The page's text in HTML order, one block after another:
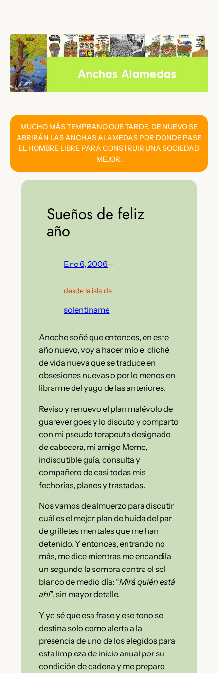
contenido
MUCHO MÁS TEMPRANO QUE TARDE, DE NUEVO SE
ABRIRÁN LAS ANCHAS ALAMEDAS POR DONDE PASE
EL HOMBRE LIBRE PARA CONSTRUIR UNA SOCIEDAD
MEJOR.
Sueños de feliz
año
Ene 6, 2006—
desde la isla de
solentiname
Anoche soñé que entonces, en este
año nuevo, voy a hacer mío el cliché
de vida nueva que se traduce en
obsesiones nuevas o por lo menos en
librarme del yugo de las anteriores.
Reviso y renuevo el plan malévolo de
guarever goes y lo discuto y comparto
con mi pseudo terapeuta designado
de cabecera, mi amigo Memo,
indiscutible guía, consulta y
compañero de casi todas mis
fechorías, planes y trastadas.
Nos vamos de almuerzo para discutir
cuál es el mejor plan de huida del par
de grilletes mentales que me han
detenido. Y entonces, entrando no
más, me dice mientras me encandila
un segundo la sombra contra el sol
blanco de medio día: “Mirá quién está
ahí”, sin mayor detalle.
Y yo sé que esa frase y ese tono se
destina solo como alerta a la
presencia de uno de los elegidos para
esta limpieza de inicio anual por su
condición de cadena y me preparo